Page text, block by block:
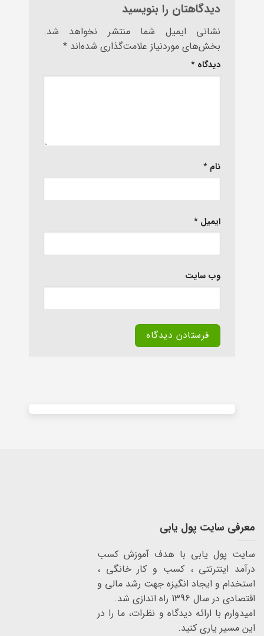
دیدگاهتان را بنویسید
نشانی ایمیل شما منتشر نخواهد شد.
بخش‌های موردنیاز علامت‌گذاری شده‌اند *
دیدگاه *
نام *
ایمیل *
وب‌ سایت
معرفی سایت پول یابی
سایت پول یابی با هدف آموزش کسب
درآمد اینترنتی ، کسب و کار خانگی ،
استخدام و ایجاد انگیزه جهت رشد مالی و
اقتصادی در سال 1396 راه اندازی شد.
امیدوارم با ارائه دیدگاه و نظرات، ما را در
این مسیر یاری کنید.